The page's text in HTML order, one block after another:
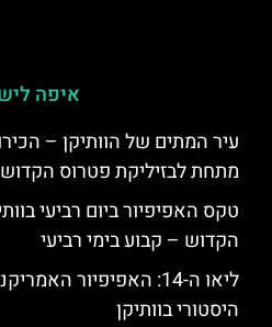
איפה
עיר המתים של הוותיקן –
מתחת לבזיליקת פטרוס הקדוש
טקס האפיפיור ביום רביעי
הקדוש – קבוע בימי רביעי
ליאו ה-14: האפיפיור
היסטורי בוותיקן